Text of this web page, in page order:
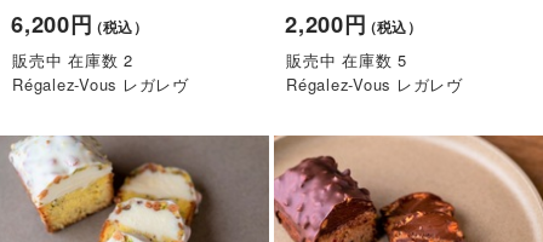
6,200円（税込）
販売中 在庫数 2
Régalez-Vous レガレヴ
2,200円（税込）
販売中 在庫数 5
Régalez-Vous レガレヴ